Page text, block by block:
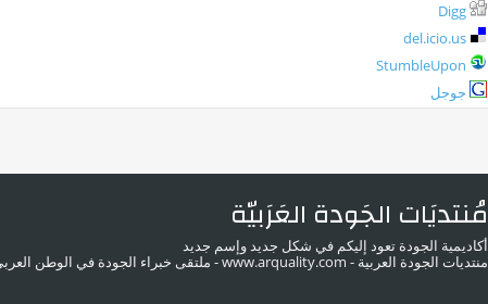
Digg
del.icio.us
StumbleUpon
جوجل
مُنتديَات الجَودة العَرَبيّة
أكاديمية الجودة تعود إليكم في شكل جديد وإسم جديد
منتديات الجودة العربية - www.arquality.com - ملتقى خبراء الجودة في الوطن العربي